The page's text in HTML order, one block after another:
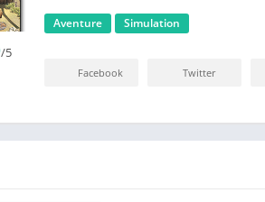
Aventure Simulation
/5
Facebook Twitter